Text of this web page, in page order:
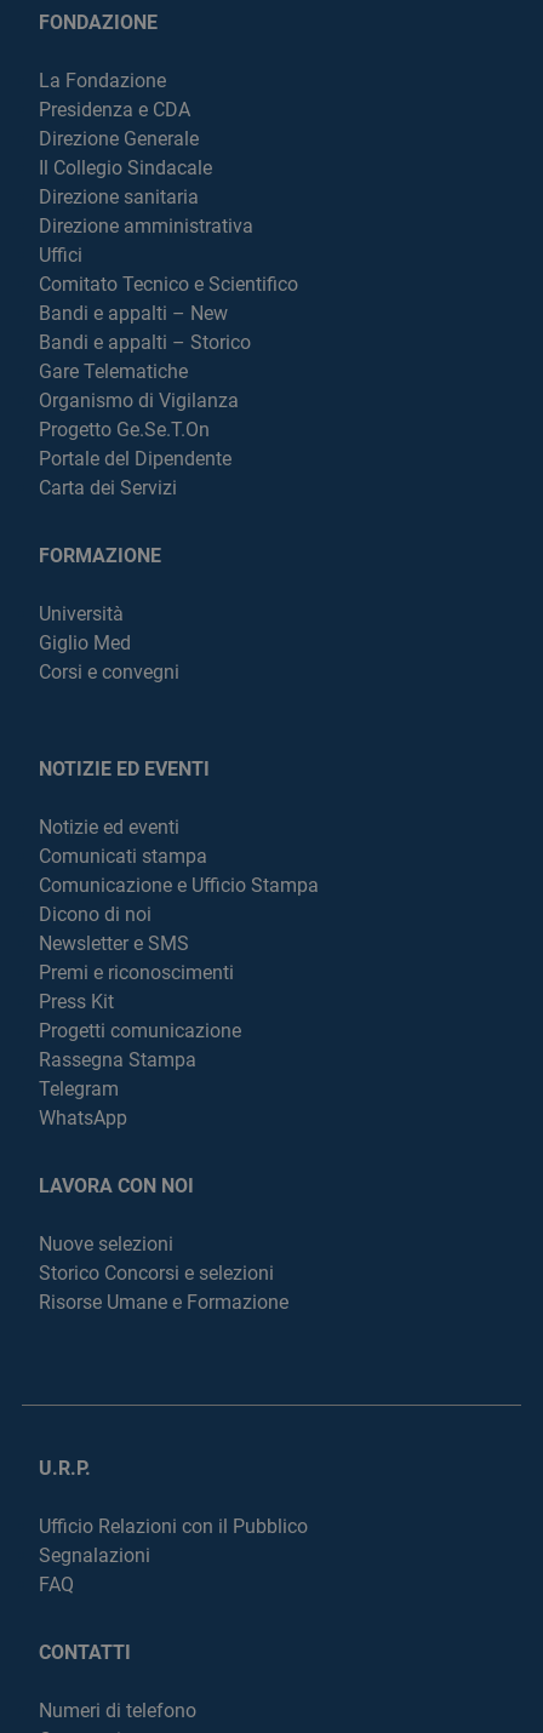
FONDAZIONE
La Fondazione
Presidenza e CDA
Direzione Generale
Il Collegio Sindacale
Direzione sanitaria
Direzione amministrativa
Uffici
Comitato Tecnico e Scientifico
Bandi e appalti – New
Bandi e appalti – Storico
Gare Telematiche
Organismo di Vigilanza
Progetto Ge.Se.T.On
Portale del Dipendente
Carta dei Servizi
FORMAZIONE
Università
Giglio Med
Corsi e convegni
NOTIZIE ED EVENTI
Notizie ed eventi
Comunicati stampa
Comunicazione e Ufficio Stampa
Dicono di noi
Newsletter e SMS
Premi e riconoscimenti
Press Kit
Progetti comunicazione
Rassegna Stampa
Telegram
WhatsApp
LAVORA CON NOI
Nuove selezioni
Storico Concorsi e selezioni
Risorse Umane e Formazione
U.R.P.
Ufficio Relazioni con il Pubblico
Segnalazioni
FAQ
CONTATTI
Numeri di telefono